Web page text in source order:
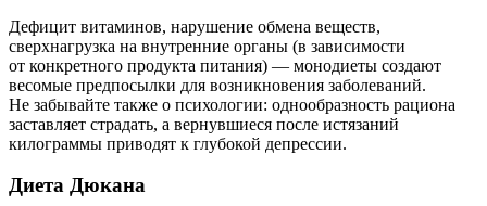
Дефицит витаминов, нарушение обмена веществ,
сверхнагрузка на внутренние органы (в зависимости
от конкретного продукта питания) — монодиеты создают
весомые предпосылки для возникновения заболеваний.
Не забывайте также о психологии: однообразность рациона
заставляет страдать, а вернувшиеся после истязаний
килограммы приводят к глубокой депрессии.
Диета Дюкана